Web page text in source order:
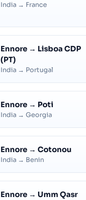
India → France
Ennore → Lisboa CDP
(PT)
India → Portugal
Ennore → Poti
India → Georgia
Ennore → Cotonou
India → Benin
Ennore → Umm Qasr